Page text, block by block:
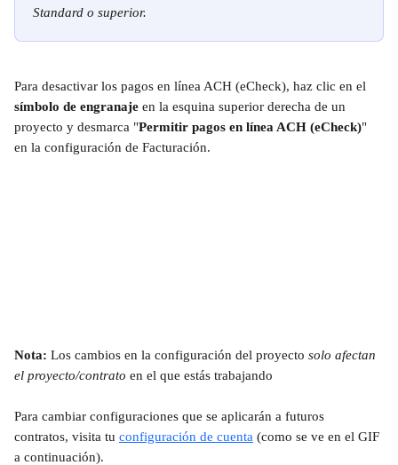
Standard o superior.
Para desactivar los pagos en línea ACH (eCheck), haz clic en el
símbolo de engranaje en la esquina superior derecha de un
proyecto y desmarca "Permitir pagos en línea ACH (eCheck)"
en la configuración de Facturación.
Nota: Los cambios en la configuración del proyecto solo afectan
el proyecto/contrato en el que estás trabajando
Para cambiar configuraciones que se aplicarán a futuros
contratos, visita tu configuración de cuenta (como se ve en el GIF
a continuación).